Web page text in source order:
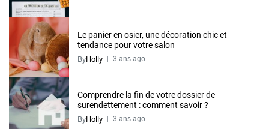
Le panier en osier, une décoration chic et
tendance pour votre salon
ByHolly 3 ans ago
Comprendre la fin de votre dossier de
surendettement : comment savoir ?
ByHolly 3 ans ago